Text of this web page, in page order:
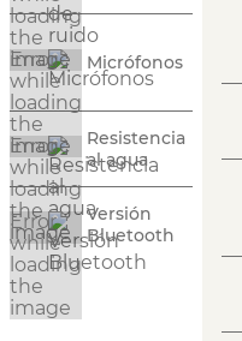
Micrófonos
Resistencia
al agua
Versión
Bluetooth